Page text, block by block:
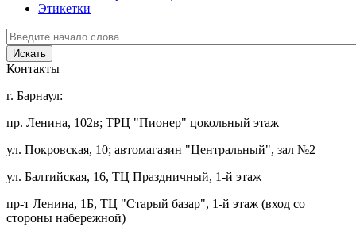
Этикетки
Контакты
г. Барнаул:
пр. Ленина, 102в; ТРЦ "Пионер" цокольный этаж
ул. Покровская, 10; автомагазин "Центральный", зал №2
ул. Балтийская, 16, ТЦ Праздничный, 1-й этаж
пр-т Ленина, 1Б, ТЦ "Старый базар", 1-й этаж (вход со
стороны набережной)